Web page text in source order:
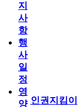
지
사
항
행
사
일
정
영
양 인권지킴이